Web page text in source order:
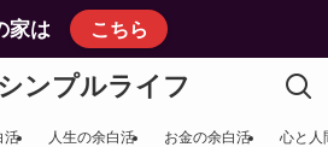
家は こちら
ンプルライフ
活 人生の余白活 お金の余白活 心と人